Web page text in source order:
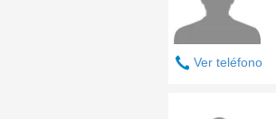
Ver teléfono